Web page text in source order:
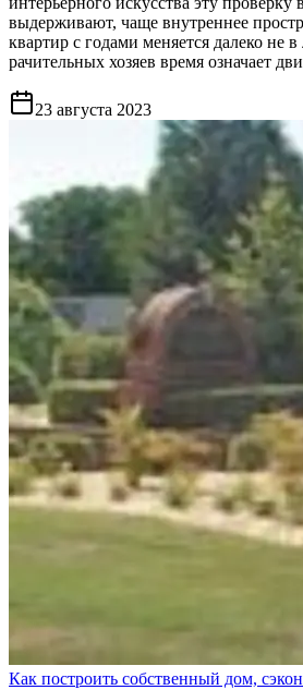
выдерживают, чаще внутреннее
квартир с годами меняется далеко не
рачительных хозяев время означает
23 августа 2023
Как построить собственный дом,